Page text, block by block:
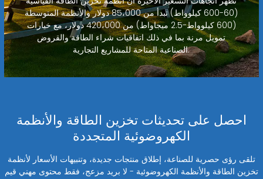
(60-600 كيلوواط) تبدأ من 85،000 دولار والأنظمة المتوسطة
(600 كيلوواط-2.5 ميجاواط) من 420،000 دولار، مع خيارات
تمويل مرنة بما في ذلك اتفاقيات شراء الطاقة والقروض
الصناعية المتاحة للمشاريع التجارية.
احصل على تحديثات تخزين الطاقة والأنظمة
الكهروضوئية المتجددة
تلقى رؤى حصرية للصناعة، إطلاق منتجات جديدة، وتنبيهات الأسعار لأنظمة
تخزين الطاقة والأنظمة الكهروضوئية - لا بريد مزعج، فقط محتوى مهني قيم